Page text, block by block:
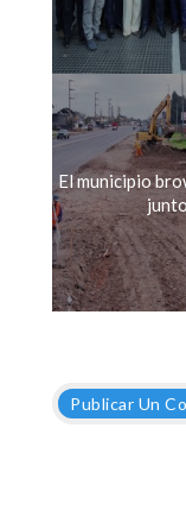
El municipio
Publicar Un